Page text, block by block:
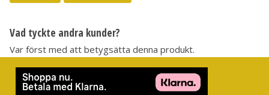
Vad tyckte andra kunder?
Var först med att betygsätta denna produkt.